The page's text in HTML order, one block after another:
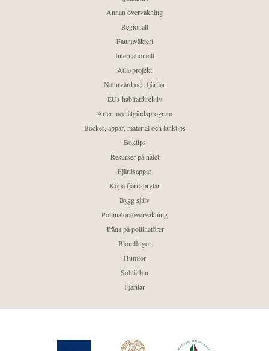
Annan övervakning
Regionalt
Faunaväkteri
Internationellt
Atlasprojekt
Naturvård och fjärilar
EUs habitatdirektiv
Arter med åtgärdsprogram
Böcker, appar, material och länktips
Boktips
Resurser på nätet
Fjärilsappar
Köpa fjärilsprylar
Bygg själv
Pollinatörsövervakning
Träna på pollinatörer
Blomflugor
Humlor
Solitärbin
Fjärilar